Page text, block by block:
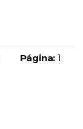
Página: 1